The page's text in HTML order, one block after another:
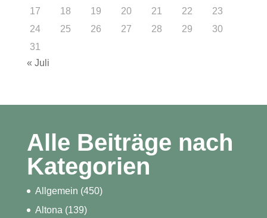
17
18 19 20 21 22
23
24
25 26 27 28 29
30
31
« Juli
Alle Beiträge nach
Kategorien
Allgemein (450)
Altona (139)